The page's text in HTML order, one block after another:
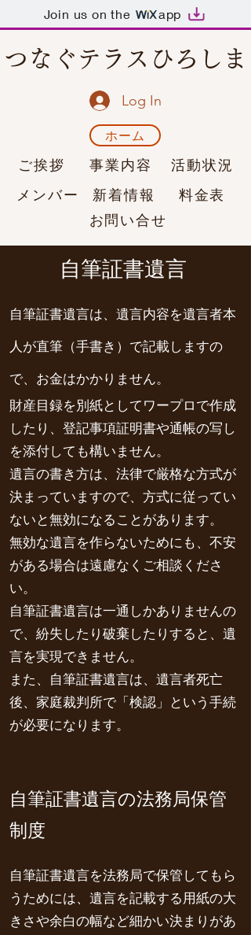
Join us on the app
つなぐテラスひろしま
Log In
ホーム
ご挨拶
事業内容
活動状況
メンバー
新着情報
料金表
お問い合せ
​自筆証書遺言
自筆証書遺言は、遺言内容を遺言者本
人が直筆（手書き）で記載しますの
で、お金はかかりません。
財産目録を別紙としてワープロで作成
したり、登記事項証明書や通帳の写し
を添付しても構いません。
遺言の書き方は、法律で厳格な方式が
決まっていますので、方式に従ってい
ないと無効になることがあります。
無効な遺言を作らないためにも、不安
がある場合は遠慮なくご相談くださ
い。
自筆証書遺言は一通しかありませんの
で、紛失したり破棄したりすると、遺
言を実現できません。
また、自筆証書遺言は、遺言者死亡
後、家庭裁判所で「検認」という手続
が必要になります。
自筆証書遺言の法務局保管
制度
自筆証書遺言を法務局で保管してもら
うためには、遺言を記載する用紙の大
きさや余白の幅など細かい決まりがあ